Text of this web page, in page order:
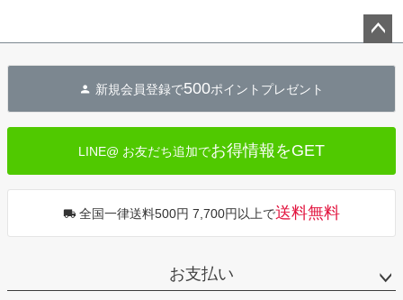
へ
新規会員登録で500ポイントプレゼント
LINE@ お友だち追加でお得情報をGET
全国一律送料500円 7,700円以上で送料無料
お支払い